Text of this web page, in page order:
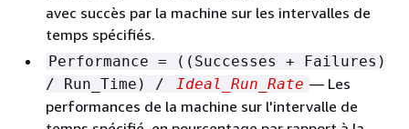
avec succès par la machine sur les intervalles de
temps spécifiés.
Performance = ((Successes + Failures)
/ Run_Time) /
Ideal_Run_Rate — Les
performances de la machine sur l'intervalle de